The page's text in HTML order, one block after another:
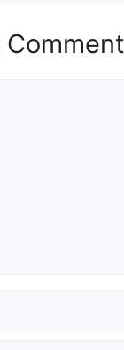
Comment